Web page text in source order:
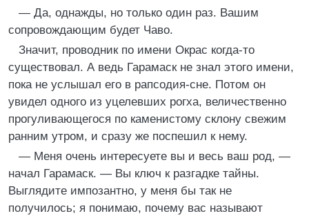
— Да, однажды, но только один раз. Вашим
сопровождающим будет Чаво.
Значит, проводник по имени Окрас когда-то
существовал. А ведь Гарамаск не знал этого имени,
пока не услышал его в рапсодия-сне. Потом он
увидел одного из уцелевших рогха, величественно
прогуливающегося по каменистому склону свежим
ранним утром, и сразу же поспешил к нему.
— Меня очень интересуете вы и весь ваш род, —
начал Гарамаск. — Вы ключ к разгадке тайны.
Выглядите импозантно, у меня бы так не
получилось; я понимаю, почему вас называют